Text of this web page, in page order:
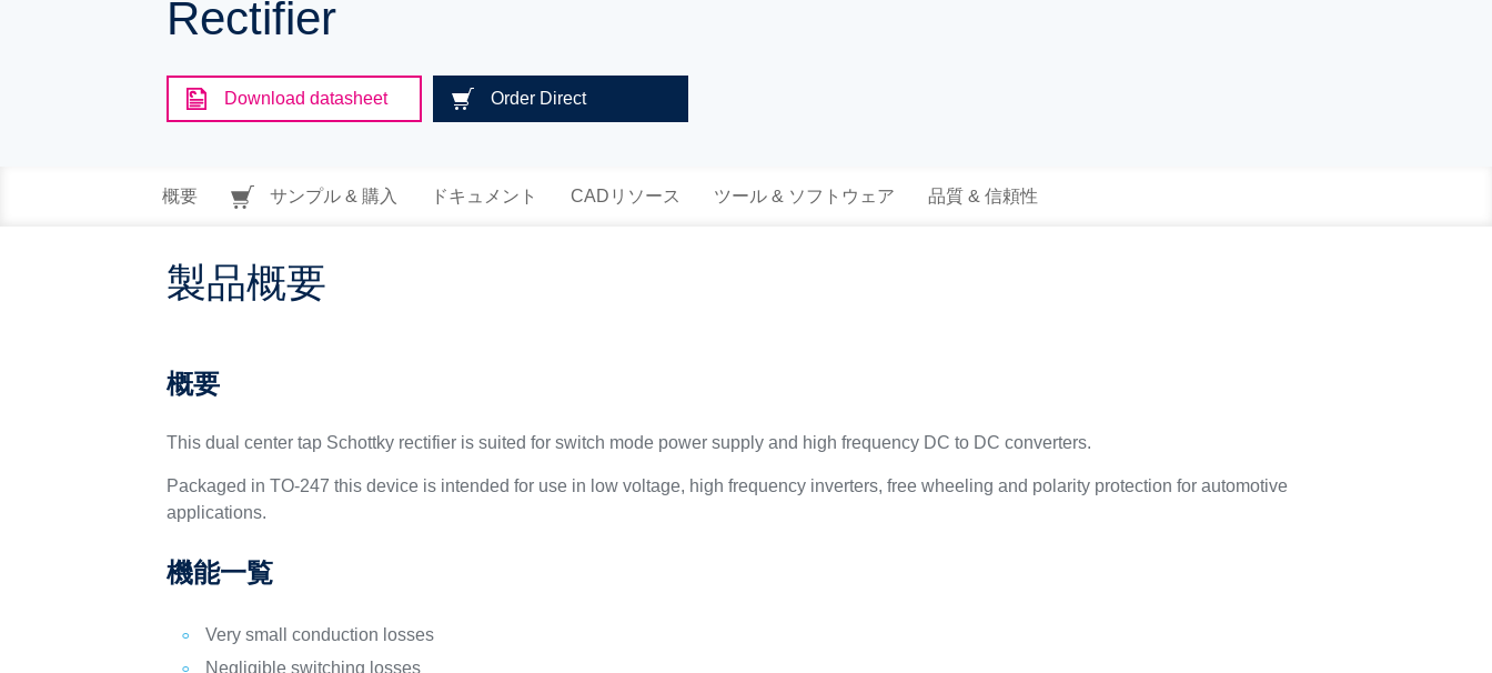
Rectifier
Download datasheet Order Direct
概要 サンプル & 購入 ドキュメント CADリソース ツール & ソフトウェア 品質 & 信頼性
製品概要
概要
This dual center tap Schottky rectifier is suited for switch mode power supply and high frequency DC to DC converters.
Packaged in TO-247 this device is intended for use in low voltage, high frequency inverters, free wheeling and polarity protection for automotive
applications.
機能一覧
Very small conduction losses
Negligible switching losses